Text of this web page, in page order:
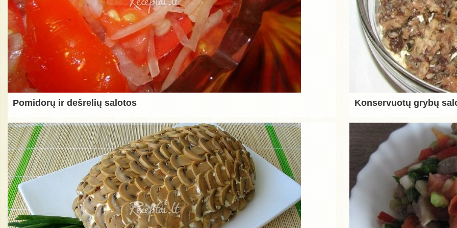
Pomidorų ir dešrelių salotos Konservuotų grybų